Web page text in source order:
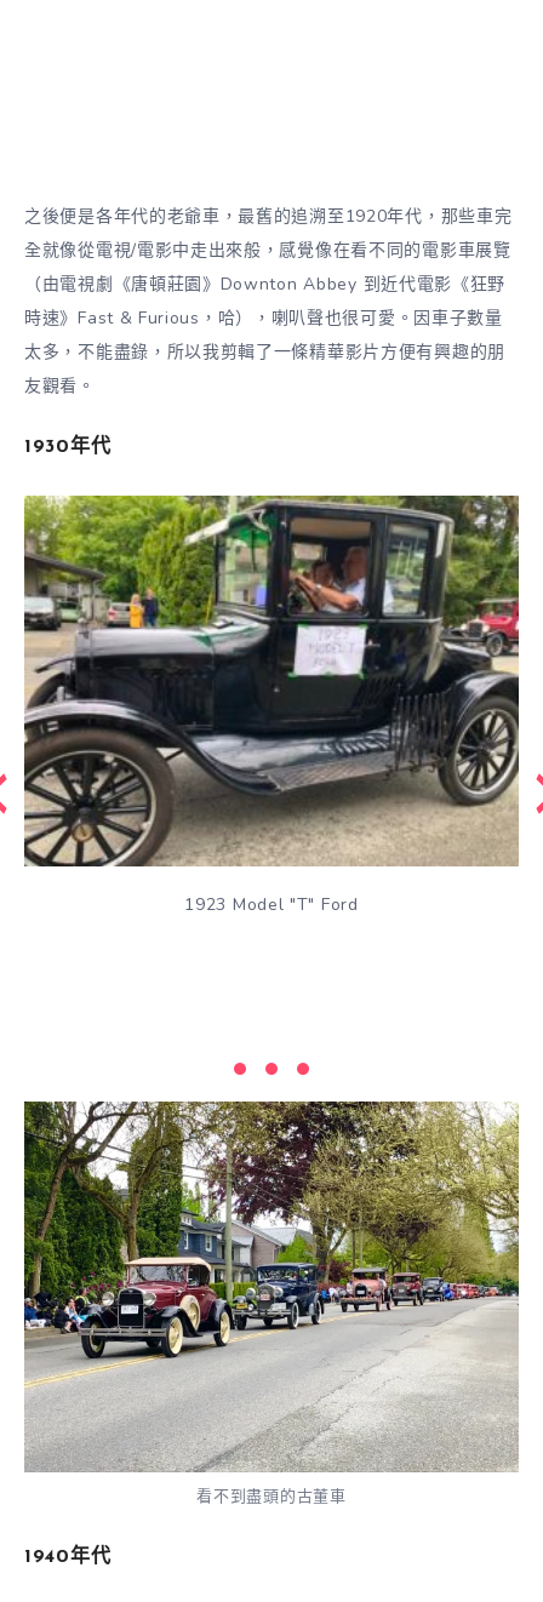
之後便是各年代的老爺車，最舊的追溯至1920年代，那些車完
全就像從電視/電影中走出來般，感覺像在看不同的電影車展覽
（由電視劇《唐頓莊園》Downton Abbey 到近代電影《狂野
時速》Fast & Furious，哈），喇叭聲也很可愛。因車子數量
太多，不能盡錄，所以我剪輯了一條精華影片方便有興趣的朋
友觀看。
1930年代
1923 Model "T" Ford
看不到盡頭的古董車
1940年代